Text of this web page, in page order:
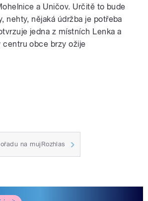
a Uničov. Určitě to bude
nehty, nějaká údržba je potřeba
jedna z místních Lenka a
centru obce brzy ožije
na mujRozhlas